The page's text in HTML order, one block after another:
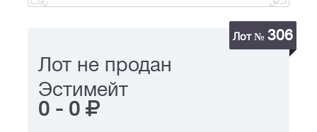
Лот № 306
Лот не продан
Эстимейт
0 - 0